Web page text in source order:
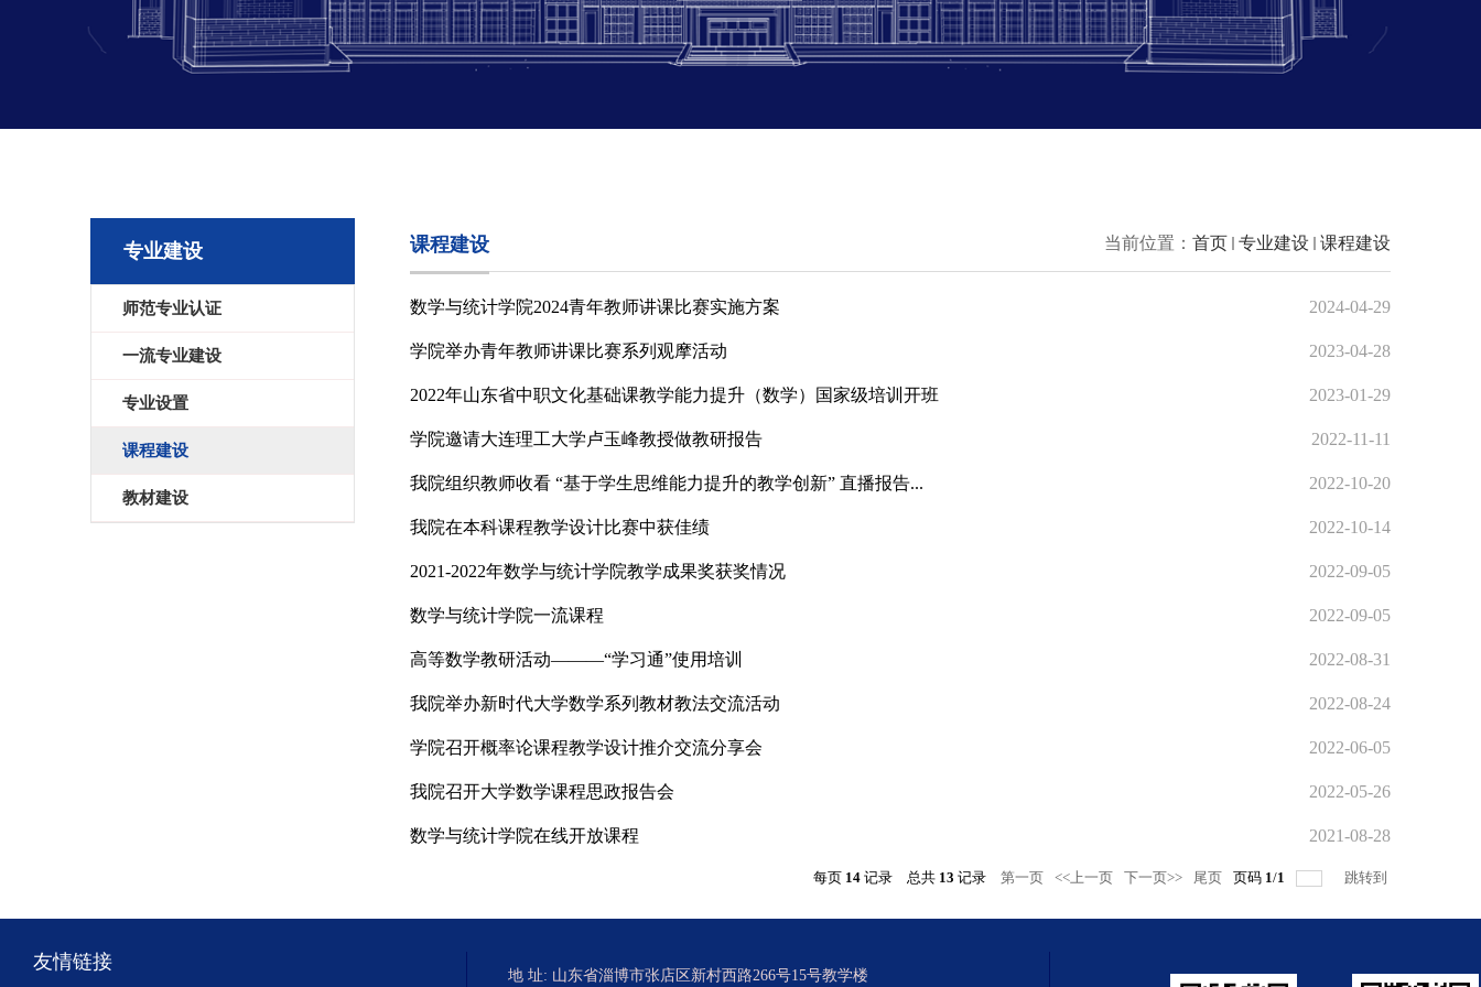
专业建设
师范专业认证
一流专业建设
专业设置
课程建设
教材建设
当前位置： 首页 专业建设 课程建设
课程建设
数学与统计学院2024青年教师讲课比赛实施方案 2024-04-29
学院举办青年教师讲课比赛系列观摩活动 2023-04-28
2022年山东省中职文化基础课教学能力提升（数学）国家级培训开班 2023-01-29
学院邀请大连理工大学卢玉峰教授做教研报告 2022-11-11
我院组织教师收看 “基于学生思维能力提升的教学创新” 直播报告... 2022-10-20
我院在本科课程教学设计比赛中获佳绩 2022-10-14
2021-2022年数学与统计学院教学成果奖获奖情况 2022-09-05
数学与统计学院一流课程 2022-09-05
高等数学教研活动———“学习通”使用培训 2022-08-31
我院举办新时代大学数学系列教材教法交流活动 2022-08-24
学院召开概率论课程教学设计推介交流分享会 2022-06-05
我院召开大学数学课程思政报告会 2022-05-26
数学与统计学院在线开放课程 2021-08-28
每页 14 记录 总共 13 记录 第一页 <<上一页 下一页>> 尾页 页码 1/1 跳转到
友情链接
地 址: 山东省淄博市张店区新村西路266号15号教学楼